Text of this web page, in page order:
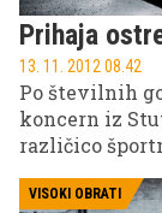
Prihaja
13. 11. 2012 08.42
Po številnih
koncern iz
različico
omejena
pod imenom
VISOKI OBRATI